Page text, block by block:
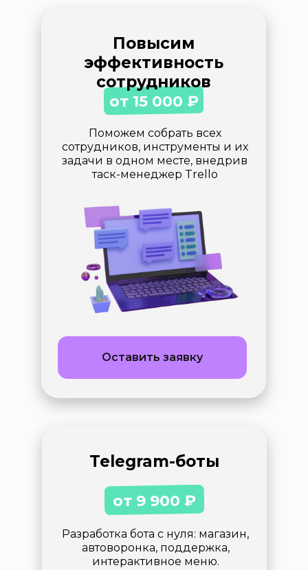
Telegram-боты
от 9 900 ₽
Разработка бота с нуля: магазин,
автоворонка, поддержка,
интерактивное меню.
Повысим
эффективность
сотрудников
Поможем собрать всех
сотрудников, инструменты и их
задачи в одном месте, внедрив
таск-менеджер Trello
от 15 000 ₽
Оставить заявку